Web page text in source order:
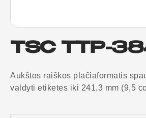
TSC TTP-
Aukštos raiškos plačiaformatis
valdyti etiketes iki 241,3 mm (9,5